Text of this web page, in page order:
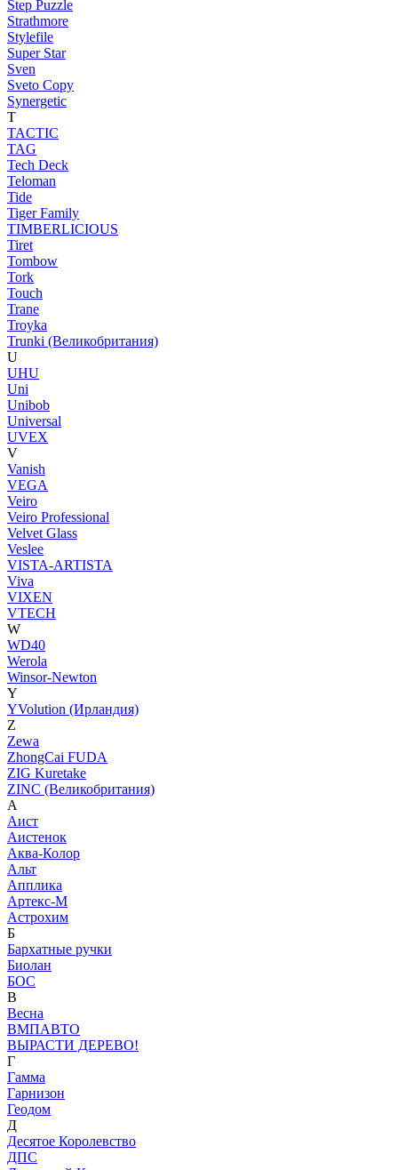
Step Puzzle
Strathmore
Stylefile
Super Star
Sven
Sveto Copy
Synergetic
T
TACTIC
TAG
Tech Deck
Teloman
Tide
Tiger Family
TIMBERLICIOUS
Tiret
Tombow
Tork
Touch
Trane
Troyka
Trunki (Великобритания)
U
UHU
Uni
Unibob
Universal
UVEX
V
Vanish
VEGA
Veiro
Veiro Professional
Velvet Glass
Veslee
VISTA-ARTISTA
Viva
VIXEN
VTECH
W
WD40
Werola
Winsor-Newton
Y
YVolution (Ирландия)
Z
Zewa
ZhongCai FUDA
ZIG Kuretake
ZINC (Великобритания)
А
Аист
Аистенок
Аква-Колор
Альт
Апплика
Артекс-М
Астрохим
Б
Бархатные ручки
Биолан
БОС
В
Весна
ВМПАВТО
ВЫРАСТИ ДЕРЕВО!
Г
Гамма
Гарнизон
Геодом
Д
Десятое Королевство
ДПС